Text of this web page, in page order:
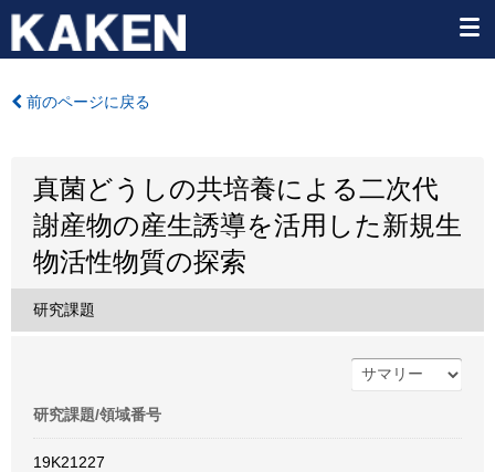
前のページに戻る
真菌どうしの共培養による二次代
謝産物の産生誘導を活用した新規生
物活性物質の探索
研究課題
研究課題/領域番号
19K21227